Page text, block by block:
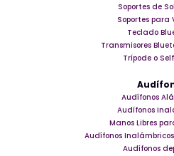
Soportes de
Soportes para
Teclado
Transmisores
Trípode o
Audífonos
Audífonos
Manos Libres
Audífonos
Audífonos